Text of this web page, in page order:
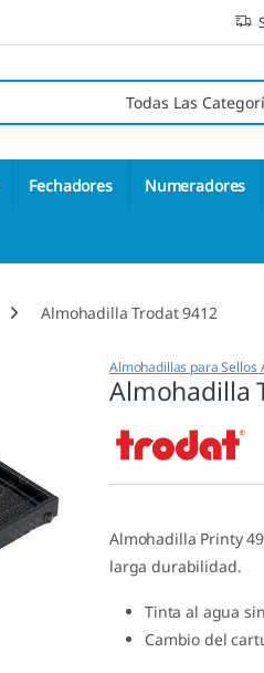
Fechadores Numeradores
Almohadilla Trodat 9412
Almohadillas para Sellos
Almohadilla
Almohadilla Printy
larga durabilidad.
Tinta al agua
Cambio del